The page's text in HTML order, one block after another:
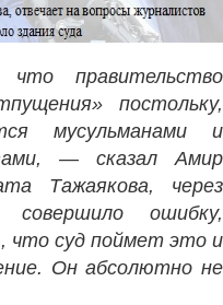
правительство
постольку,
мусульманами и
— сказал Амир
Тажаякова, через
ошибку,
что суд поймет это и
Он абсолютно не